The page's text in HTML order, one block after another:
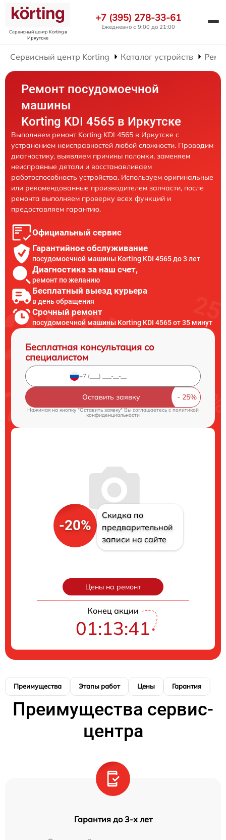
Сервисный центр Kortingв
Иркутске
+7 (395) 278-33-61
Ежедневно с 9:00 до 21:00
Сервисный центр Korting Каталог устройств
Ремонт посудомоечной
машины
Korting KDI 4565 в Иркутске
Выполняем ремонт Korting KDI 4565 в Иркутске с
устранением неисправностей любой сложности. Проводим
диагностику, выявляем причины поломки, заменяем
неисправные детали и восстанавливаем
работоспособность устройства. Используем оригинальные
или рекомендованные производителем запчасти, после
ремонта выполняем проверку всех функций и
предоставляем гарантию.
Официальный сервис
Гарантийное обслуживание
посудомоечной машины Korting KDI 4565 до 3 лет
Диагностика за наш счет,
ремонт по желанию
Бесплатный выезд курьера
в день обращения
Срочный ремонт
посудомоечной машины Korting KDI 4565 от 35 минут
Бесплатная консультация со
специалистом
Оставить заявку
Нажимая на кнопку "Оставить заявку" Вы соглашаетесь cполитикой
конфиденциальности
-20%
Скидка по
предварительной
записи на сайте
Цены на ремонт
Конец акции
01:13:40
Преимущества Этапы работ Цены Гарантия
Преимущества сервис-
центра
Гарантия до 3-х лет